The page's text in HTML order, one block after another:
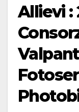
Allievi :